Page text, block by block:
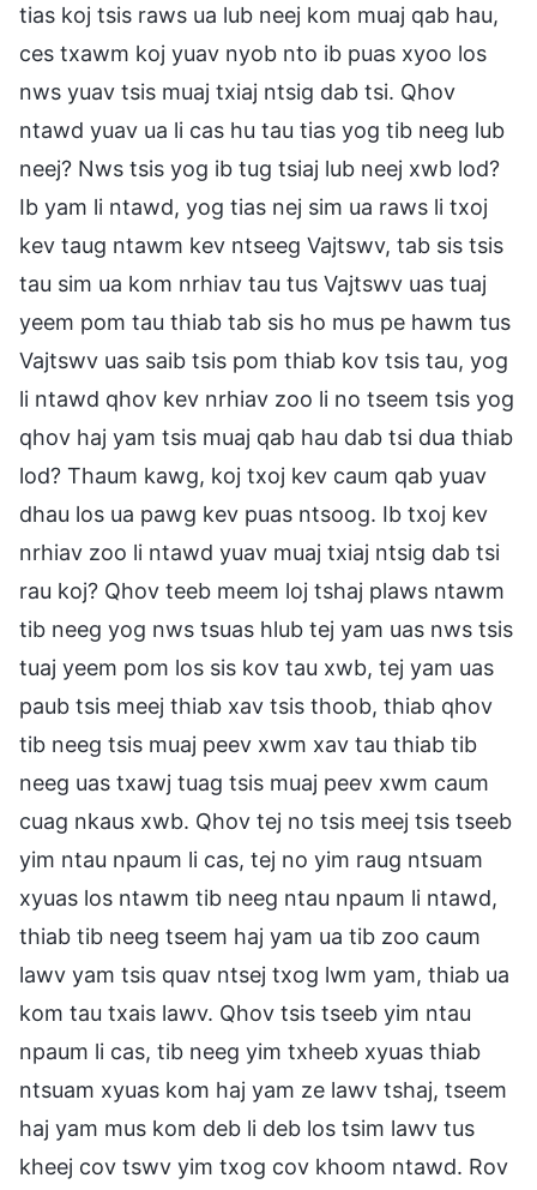
tias koj tsis raws ua lub neej kom muaj qab hau,
ces txawm koj yuav nyob nto ib puas xyoo los
nws yuav tsis muaj txiaj ntsig dab tsi. Qhov
ntawd yuav ua li cas hu tau tias yog tib neeg lub
neej? Nws tsis yog ib tug tsiaj lub neej xwb lod?
Ib yam li ntawd, yog tias nej sim ua raws li txoj
kev taug ntawm kev ntseeg Vajtswv, tab sis tsis
tau sim ua kom nrhiav tau tus Vajtswv uas tuaj
yeem pom tau thiab tab sis ho mus pe hawm tus
Vajtswv uas saib tsis pom thiab kov tsis tau, yog
li ntawd qhov kev nrhiav zoo li no tseem tsis yog
qhov haj yam tsis muaj qab hau dab tsi dua thiab
lod? Thaum kawg, koj txoj kev caum qab yuav
dhau los ua pawg kev puas ntsoog. Ib txoj kev
nrhiav zoo li ntawd yuav muaj txiaj ntsig dab tsi
rau koj? Qhov teeb meem loj tshaj plaws ntawm
tib neeg yog nws tsuas hlub tej yam uas nws tsis
tuaj yeem pom los sis kov tau xwb, tej yam uas
paub tsis meej thiab xav tsis thoob, thiab qhov
tib neeg tsis muaj peev xwm xav tau thiab tib
neeg uas txawj tuag tsis muaj peev xwm caum
cuag nkaus xwb. Qhov tej no tsis meej tsis tseeb
yim ntau npaum li cas, tej no yim raug ntsuam
xyuas los ntawm tib neeg ntau npaum li ntawd,
thiab tib neeg tseem haj yam ua tib zoo caum
lawv yam tsis quav ntsej txog lwm yam, thiab ua
kom tau txais lawv. Qhov tsis tseeb yim ntau
npaum li cas, tib neeg yim txheeb xyuas thiab
ntsuam xyuas kom haj yam ze lawv tshaj, tseem
haj yam mus kom deb li deb los tsim lawv tus
kheej cov tswv yim txog cov khoom ntawd. Rov